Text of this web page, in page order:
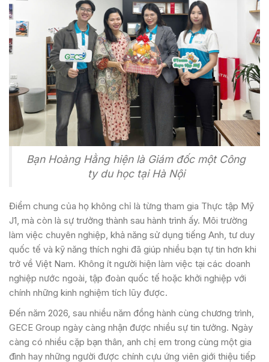
Bạn Hoàng Hằng hiện là Giám đốc một Công
ty du học tại Hà Nội
Điểm chung của họ không chỉ là từng tham gia Thực tập Mỹ
J1, mà còn là sự trưởng thành sau hành trình ấy. Môi trường
làm việc chuyên nghiệp, khả năng sử dụng tiếng Anh, tư duy
quốc tế và kỹ năng thích nghi đã giúp nhiều bạn tự tin hơn khi
trở về Việt Nam. Không ít người hiện làm việc tại các doanh
nghiệp nước ngoài, tập đoàn quốc tế hoặc khởi nghiệp với
chính những kinh nghiệm tích lũy được.
Đến năm 2026, sau nhiều năm đồng hành cùng chương trình,
GECE Group ngày càng nhận được nhiều sự tin tưởng. Ngày
càng có nhiều cặp bạn thân, anh chị em trong cùng một gia
đình hay những người được chính cựu ứng viên giới thiệu tiếp